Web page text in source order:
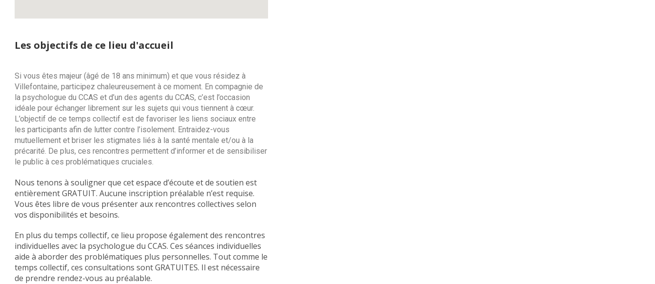
Les objectifs de ce lieu d'accueil
Si vous êtes majeur (âgé de 18 ans minimum) et que vous résidez à
Villefontaine, participez chaleureusement à ce moment. En compagnie de
la psychologue du CCAS et d’un des agents du CCAS, c’est l’occasion
idéale pour échanger librement sur les sujets qui vous tiennent à cœur.
L’objectif de ce temps collectif est de favoriser les liens sociaux entre
les participants afin de lutter contre l’isolement. Entraidez-vous
mutuellement et briser les stigmates liés à la santé mentale et/ou à la
précarité. De plus, ces rencontres permettent d’informer et de sensibiliser
le public à ces problématiques cruciales.
Nous tenons à souligner que cet espace d’écoute et de soutien est
entièrement GRATUIT. Aucune inscription préalable n’est requise.
Vous êtes libre de vous présenter aux rencontres collectives selon
vos disponibilités et besoins.
En plus du temps collectif, ce lieu propose également des rencontres
individuelles avec la psychologue du CCAS. Ces séances individuelles
aide à aborder des problématiques plus personnelles. Tout comme le
temps collectif, ces consultations sont GRATUITES. Il est nécessaire
de prendre rendez-vous au préalable.